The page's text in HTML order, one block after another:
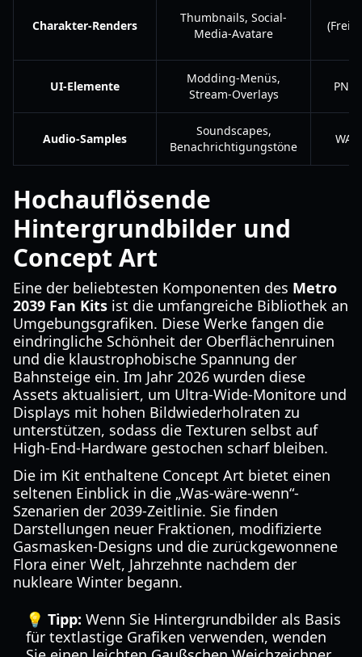
Charakter-Renders
Thumbnails, Social-
Media-Avatare
UI-Elemente
Modding-Menüs,
Stream-Overlays
Audio-Samples
Soundscapes,
Benachrichtigungstöne
Hochauflösende
Hintergrundbilder und
Concept Art
Eine der beliebtesten Komponenten des Metro
2039 Fan Kits ist die umfangreiche Bibliothek an
Umgebungsgrafiken. Diese Werke fangen die
eindringliche Schönheit der Oberflächenruinen
und die klaustrophobische Spannung der
Bahnsteige ein. Im Jahr 2026 wurden diese
Assets aktualisiert, um Ultra-Wide-Monitore und
Displays mit hohen Bildwiederholraten zu
unterstützen, sodass die Texturen selbst auf
High-End-Hardware gestochen scharf bleiben.
Die im Kit enthaltene Concept Art bietet einen
seltenen Einblick in die „Was-wäre-wenn“-
Szenarien der 2039-Zeitlinie. Sie finden
Darstellungen neuer Fraktionen, modifizierte
Gasmasken-Designs und die zurückgewonnene
Flora einer Welt, Jahrzehnte nachdem der
nukleare Winter begann.
💡 Tipp: Wenn Sie Hintergrundbilder als Basis
für textlastige Grafiken verwenden, wenden